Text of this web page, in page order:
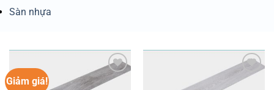
Sàn nhựa
Giảm giá!
Yêu
Yêu